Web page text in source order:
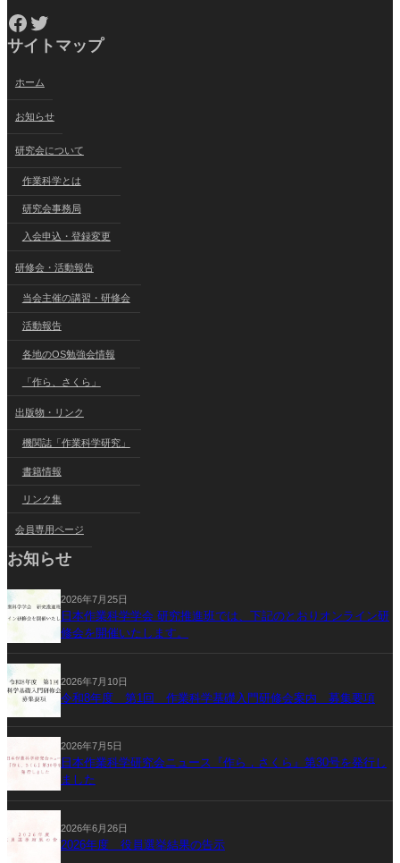
Facebook Twitter
サイトマップ
ホーム
お知らせ
研究会について
作業科学とは
研究会事務局
入会申込・登録変更
研修会・活動報告
当会主催の講習・研修会
活動報告
各地のOS勉強会情報
「作ら、さくら」
出版物・リンク
機関誌「作業科学研究」
書籍情報
リンク集
会員専用ページ
お知らせ
2026年7月25日
日本作業科学学会 研究推進班では、下記のとおりオンライン研
修会を開催いたします。
2026年7月10日
令和8年度 第1回 作業科学基礎入門研修会案内 募集要項
2026年7月5日
日本作業科学研究会ニュース『作ら，さくら』第30号を発行し
ました
2026年6月26日
2026年度 役員選挙結果の告示